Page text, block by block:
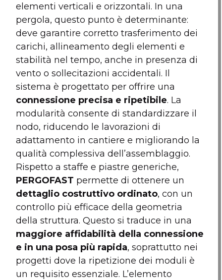
elementi verticali e orizzontali. In una
pergola, questo punto è determinante:
deve garantire corretto trasferimento dei
carichi, allineamento degli elementi e
stabilità nel tempo, anche in presenza di
vento o sollecitazioni accidentali. Il
sistema è progettato per offrire una
connessione precisa e ripetibile. La
modularità consente di standardizzare il
nodo, riducendo le lavorazioni di
adattamento in cantiere e migliorando la
qualità complessiva dell’assemblaggio.
Rispetto a staffe e piastre generiche,
PERGOFAST permette di ottenere un
dettaglio costruttivo ordinato, con un
controllo più efficace della geometria
della struttura. Questo si traduce in una
maggiore affidabilità della connessione
e in una posa più rapida, soprattutto nei
progetti dove la ripetizione dei moduli è
un requisito essenziale. L’elemento